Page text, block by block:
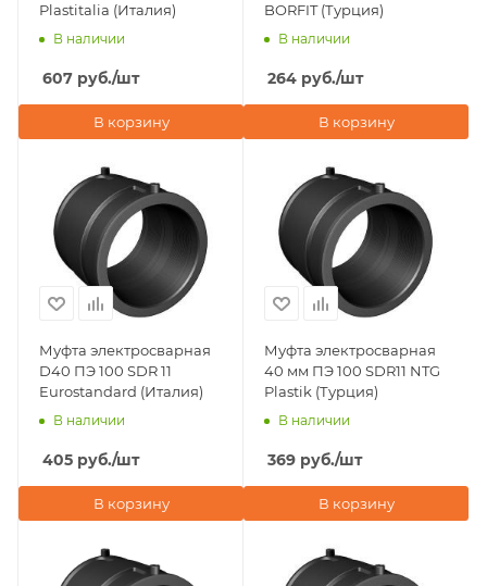
Plastitalia (Италия)
В наличии
607 руб./шт
В корзину
BORFIT (Турция)
В наличии
264 руб./шт
В корзину
Муфта электросварная
D40 ПЭ 100 SDR 11
Eurostandard (Италия)
В наличии
405 руб./шт
В корзину
Муфта электросварная
40 мм ПЭ 100 SDR11 NTG
Plastik (Турция)
В наличии
369 руб./шт
В корзину